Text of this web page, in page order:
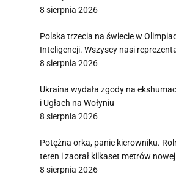
8 sierpnia 2026
Polska trzecia na świecie w
Inteligencji. Wszyscy nasi
8 sierpnia 2026
Ukraina wydała zgody na
i Ugłach na Wołyniu
8 sierpnia 2026
Potężna orka, panie kierowniku.
teren i zaorał kilkaset metrów
8 sierpnia 2026